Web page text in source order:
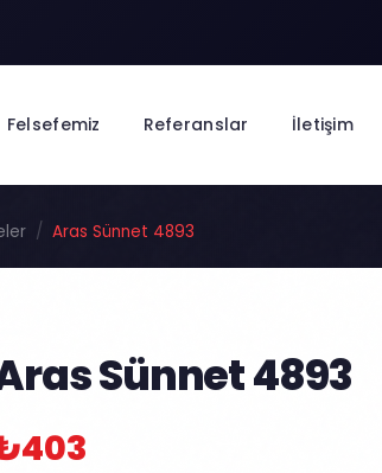
Felsefemiz Referanslar İletişim
Aras Sünnet 4893
Sünnet 4893